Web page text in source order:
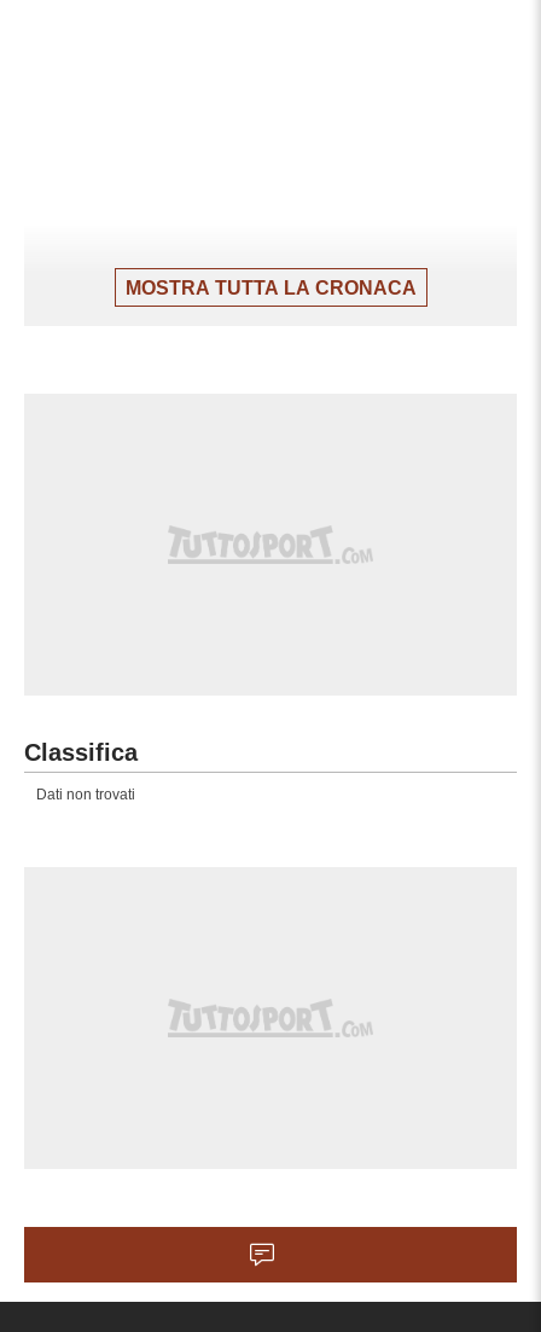
MOSTRA TUTTA LA CRONACA
Classifica
Dati non trovati